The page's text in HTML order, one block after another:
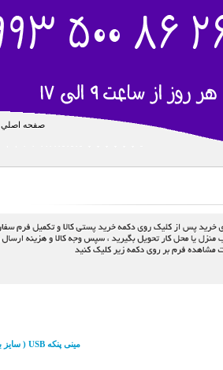
صفحه اصلي
مینی پنکه USB ( سایز بزرگ 8 اینچ )